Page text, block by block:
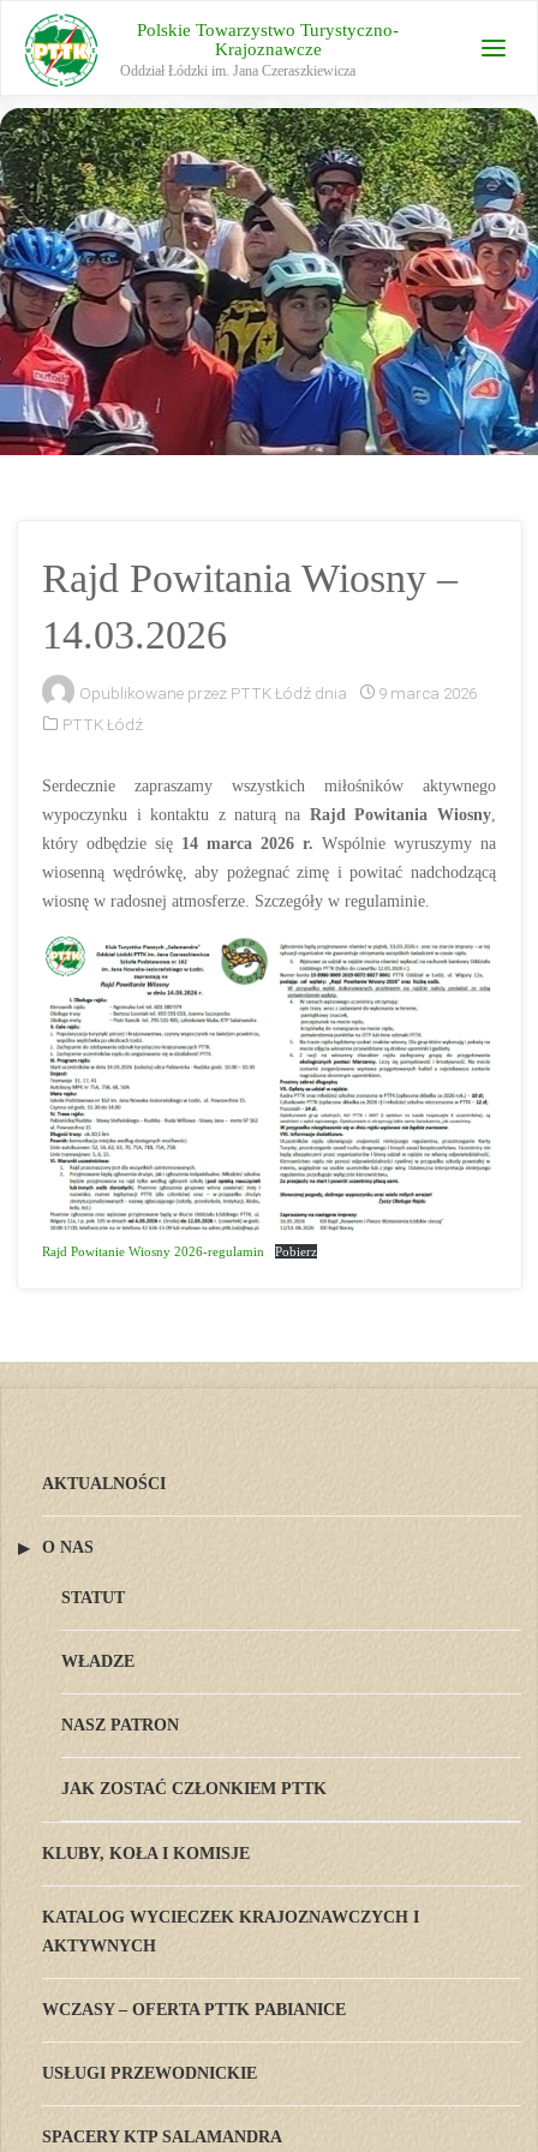
Polskie Towarzystwo Turystyczno-
Krajoznawcze
Oddział Łódzki im. Jana Czeraszkiewicza
Rajd Powitania Wiosny –
14.03.2026
Opublikowane przez PTTK Łódź dnia
9 marca 2026
PTTK Łódź
Serdecznie zapraszamy wszystkich miłośników aktywnego
wypoczynku i kontaktu z naturą na Rajd Powitania Wiosny,
który odbędzie się 14 marca 2026 r. Wspólnie wyruszymy na
wiosenną wędrówkę, aby pożegnać zimę i powitać nadchodzącą
wiosnę w radosnej atmosferze. Szczegóły w regulaminie.
Rajd Powitanie Wiosny 2026-regulamin Pobierz
AKTUALNOŚCI
O NAS
STATUT
WŁADZE
NASZ PATRON
JAK ZOSTAĆ CZŁONKIEM PTTK
KLUBY, KOŁA I KOMISJE
KATALOG WYCIECZEK KRAJOZNAWCZYCH I
AKTYWNYCH
WCZASY – OFERTA PTTK PABIANICE
USŁUGI PRZEWODNICKIE
SPACERY KTP SALAMANDRA